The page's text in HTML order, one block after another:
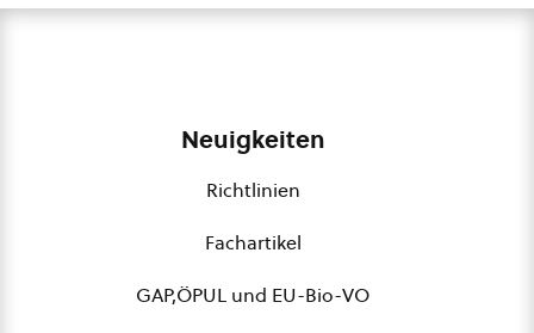
Neuigkeiten
Richtlinien
Fachartikel
GAP,ÖPUL und EU-Bio-VO